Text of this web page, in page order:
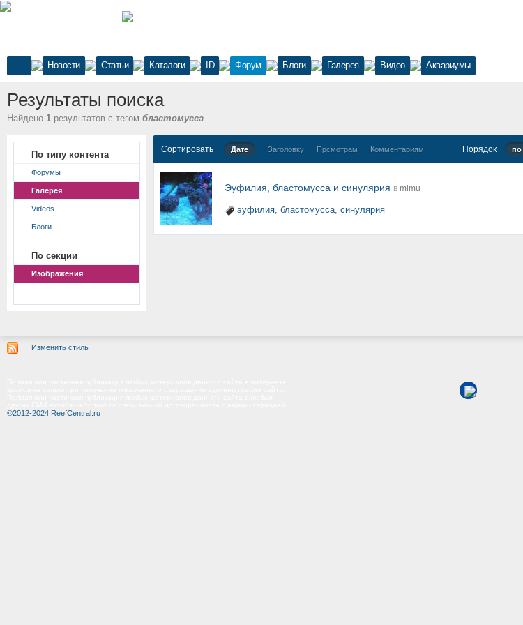
Новости Статьи Каталоги ID Форум Блоги Галерея Видео Аквариумы
Результаты поиска
Найдено 1 результатов с тегом бластомусса
По типу контента
Форумы
Галерея
Videos
Блоги
По секции
Изображения
Сортировать Дате Заголовку Прсмотрам Комментариям Порядок
Эуфилия, бластомусса и синулярия в mimu
эуфилия, бластомусса, синулярия
Изменить стиль
©2012-2024 ReefCentral.ru